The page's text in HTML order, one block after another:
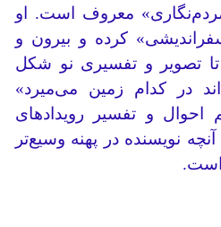
معروف است. او
کرده و بیرون و
تا تصویر و تفسیری نو شکل
در کدام زمین می‌میرد»
و تفسیر رویدادهای
نویسنده در پهنه وسیع‌تر
است.